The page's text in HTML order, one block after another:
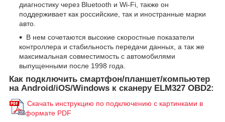
диагностику через Bluetooth и Wi-Fi, также он
поддерживает как российские, так и иностранные марки
авто.
В нем сочетаются высокие скоростные показатели
контроллера и стабильность передачи данных, а так же
максимальная совместимость с автомобилями
выпущенными после 1998 года.
Как подключить смартфон/планшет/компьютер
на Android/iOS/Windows к сканеру ELM327 OBD2:
Скачать инструкцию по подключению с картинками в
формате PDF